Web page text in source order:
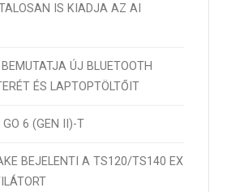
IS KIADJA AZ AI
ÚJ BLUETOOTH
ÉS LAPTOPTÖLTŐIT
GO 6 (GEN II)-T
BEJELENTI A TS120/TS140 EX